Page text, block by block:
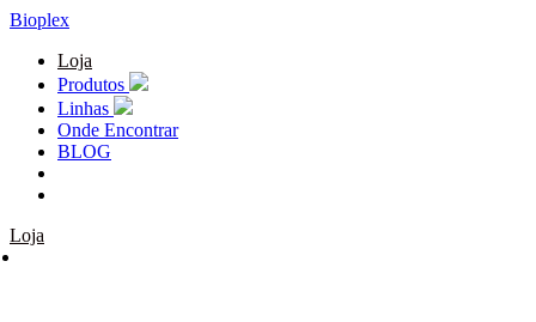
Bioplex
Loja
Produtos
Linhas
Onde Encontrar
BLOG
Loja